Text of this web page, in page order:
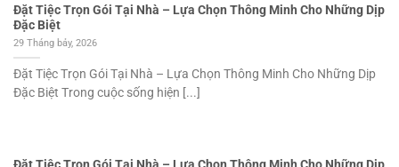
Đặt Tiệc Trọn Gói Tại Nhà – Lựa Chọn Thông Minh Cho Những Dịp
Đặc Biệt
29 Tháng bảy, 2026
Đặt Tiệc Trọn Gói Tại Nhà – Lựa Chọn Thông Minh Cho Những Dịp
Đặc Biệt Trong cuộc sống hiện [...]